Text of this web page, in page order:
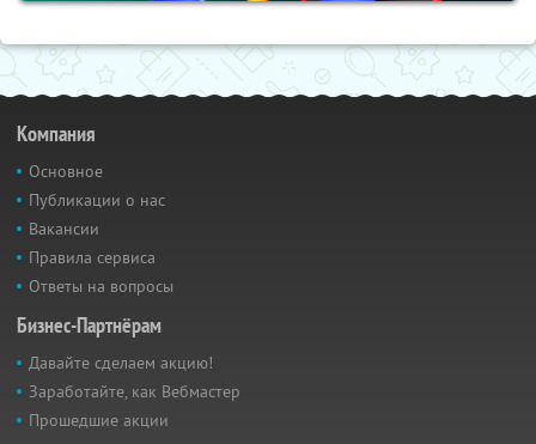
Компания
Основное
Публикации о нас
Вакансии
Правила сервиса
Ответы на вопросы
Бизнес-Партнёрам
Давайте сделаем акцию!
Заработайте, как Вебмастер
Прошедшие акции